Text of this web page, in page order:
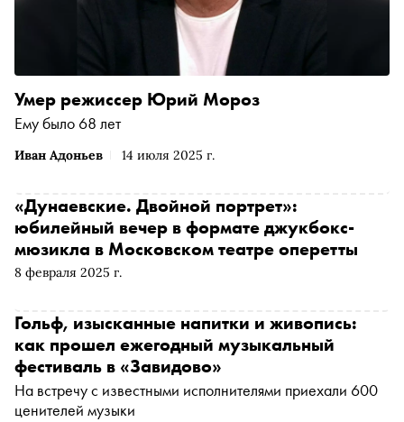
Иван Адоньев 14 июля 2025 г.
Умер режиссер Юрий Мороз
Ему было 68 лет
8 февраля 2025 г.
«Дунаевские. Двойной портрет»:
юбилейный вечер в формате джукбокс-
мюзикла в Московском театре оперетты
Гольф, изысканные напитки и живопись:
как прошел ежегодный музыкальный
фестиваль в «Завидово»
На встречу с известными исполнителями приехали 600
ценителей музыки